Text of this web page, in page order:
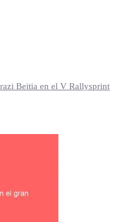
Beitia en el V Rallysprint